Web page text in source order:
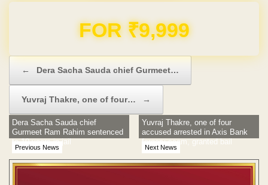
Domain & Hosting FREE for 1 Year
← Dera Sacha Sauda chief Gurmeet…
Yuvraj Thakre, one of four… →
Previous News
Dera Sacha Sauda chief
Gurmeet Ram Rahim sentenced
to 10 years in jail
Next News
Yuvraj Thakre, one of four
accused arrested in Axis Bank
forgery scam, granted bail